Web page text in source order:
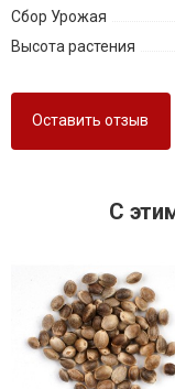
Сбор Урожая
Высота растения
Оставить отзыв
C